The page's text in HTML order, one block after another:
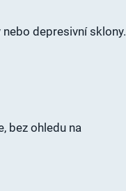
depresivní sklony.
bez ohledu na